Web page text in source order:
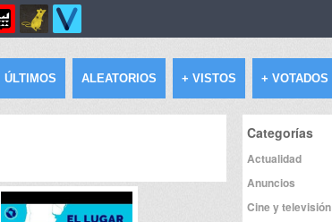
ÚLTIMOS ALEATORIOS + VISTOS + VOTADOS
Categorías
Actualidad
Anuncios
Cine y televisión